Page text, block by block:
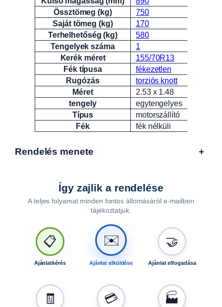
Össztömeg (kg)
750
Saját tömeg (kg)
170
Terhelhetőség (kg)
580
Tengelyek száma
1
Kerék méret
155/70R13
Fék típusa
fékezetlen
Rugózás
torziós knott
Méret
2.53 x 1.48
tengely
egytengelyes
Típus
motorszállító
Fék
fék nélküli
Rendelés menete +
Így zajlik a rendelése
A teljes folyamat minden fontos állomásáról e-mailben
tájékoztatjuk.
📋
Ajánlatkérés
✉️
Ajánlat elküldése
🤝
Ajánlat elfogadása
🧾 💳 🏭